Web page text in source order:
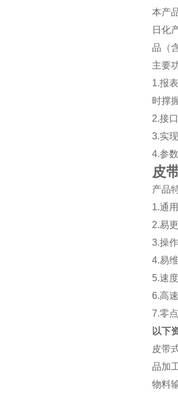
本产
日化
品（
主要
1.报
时撑
2.接
3.实
4.参
皮
产品
1.通
2.易
3.操
4.易
5.速
6.高
7.零
以下
皮带
品加
物料